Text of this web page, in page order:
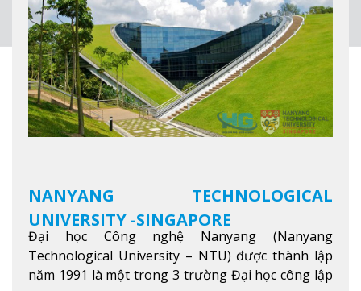
đối tác của trườngXem thêm
NANYANG TECHNOLOGICAL
UNIVERSITY -SINGAPORE
Đại học Công nghệ Nanyang (Nanyang
Technological University – NTU) được thành lập
năm 1991 là một trong 3 trường Đại học công lập